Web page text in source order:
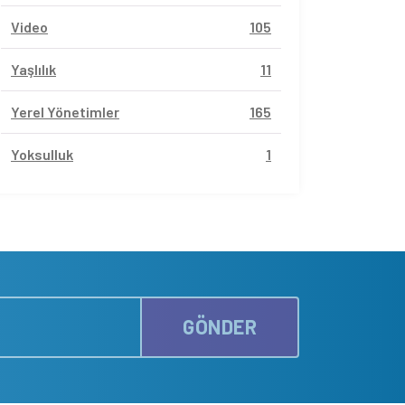
Video 105
Yaşlılık 11
Yerel Yönetimler 165
Yoksulluk 1
GÖNDER